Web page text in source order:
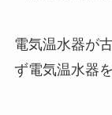
電気温水器が
ず電気温水器